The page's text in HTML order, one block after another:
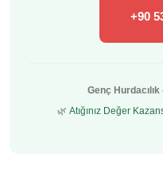
+90
Genç Hurdacılık
🌿 Atığınız Değer